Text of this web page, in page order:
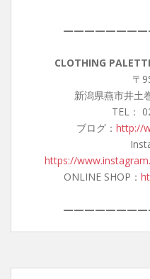
CLOTHING
〒
新潟県燕市井土
TEL：
ブログ： http://
https://
ONLINE SHOP：